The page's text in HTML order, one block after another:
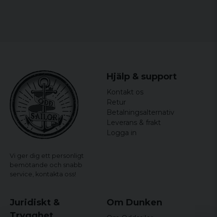
Vi ger dig ett personligt
bemötande och snabb
service, kontakta oss!
Hjälp & support
Kontakt os
Retur
Betalningsalternativ
Leverans & frakt
Logga in
Juridiskt &
Om Dunken